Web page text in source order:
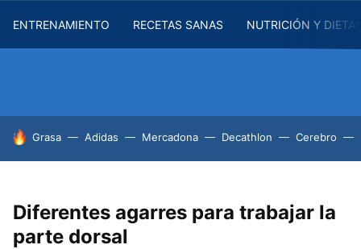
ENTRENAMIENTO RECETAS SANAS NUTRICIÓN Y
HOY SE HABLA DE
Grasa Adidas Mercadona Decathlon Cerebro
Diferentes agarres para trabajar la
parte dorsal